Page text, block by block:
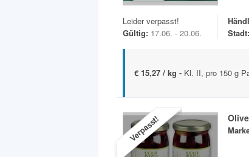
Leider verpasst!
Gültig: 17.06. - 20.06.
Stadt:
€ 15,27 / kg - Kl. II, pro 150 g
Verpasst!